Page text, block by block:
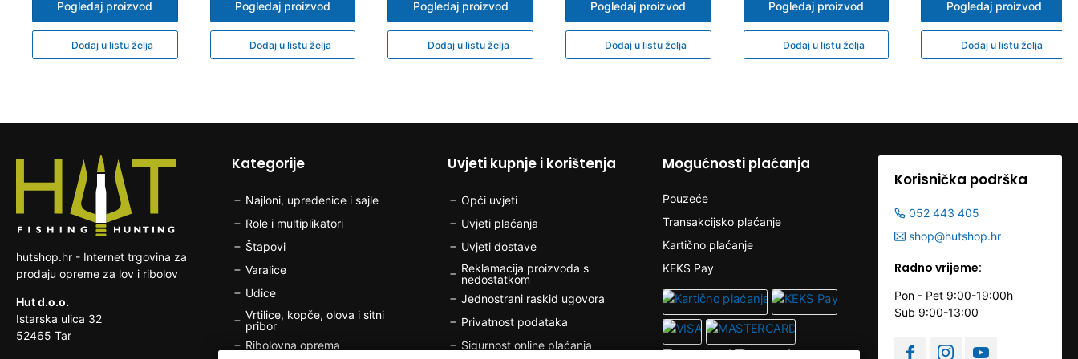
Pogledaj proizvod
Dodaj u listu želja
Pogledaj proizvod
Dodaj u listu želja
Pogledaj proizvod
Dodaj u listu želja
Pogledaj proizvod
Dodaj u listu želja
Pogledaj proizvod
Dodaj u listu želja
Pogledaj proizvod
Dodaj u listu želja
hutshop.hr - Internet trgovina za
prodaju opreme za lov i ribolov
Hut d.o.o.
Istarska ulica 32
52465 Tar
Kategorije
Najloni, upredenice i sajle
Role i multiplikatori
Štapovi
Varalice
Udice
Vrtilice, kopče, olova i sitni
pribor
Ribolovna oprema
Uvjeti kupnje i korištenja
Opći uvjeti
Uvjeti plaćanja
Uvjeti dostave
Reklamacija proizvoda s
nedostatkom
Jednostrani raskid ugovora
Privatnost podataka
Sigurnost online plaćanja
Mogućnosti plaćanja
Pouzeće
Transakcijsko plaćanje
Kartično plaćanje
KEKS Pay
Korisnička podrška
052 443 405
shop@hutshop.hr
Radno vrijeme:
Pon - Pet 9:00-19:00h
Sub 9:00-13:00